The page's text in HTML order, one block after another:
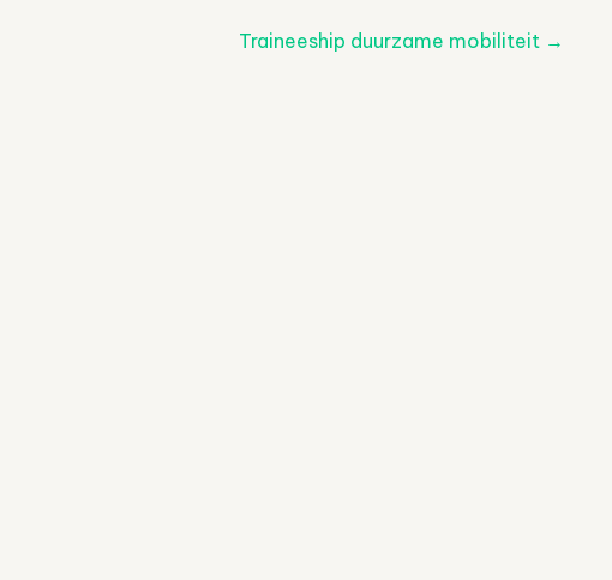
Traineeship duurzame mobiliteit →